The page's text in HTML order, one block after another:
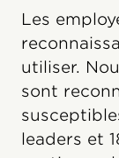
Les
utiliser.
sont
leaders et